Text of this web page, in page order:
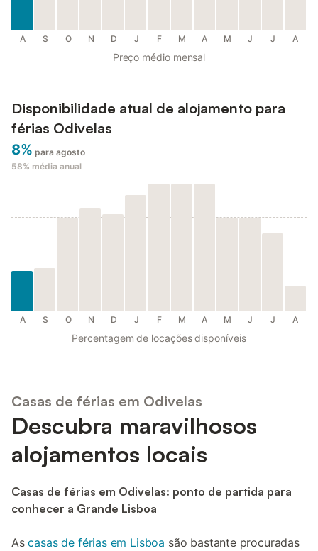
A S O N D J F M A M J J A
Preço médio mensal
Disponibilidade atual de alojamento para
férias Odivelas
8% para agosto
58% média anual
A S O N D J F M A M J J A
Percentagem de locações disponíveis
Casas de férias em Odivelas
Descubra maravilhosos
alojamentos locais
Casas de férias em Odivelas: ponto de partida para
conhecer a Grande Lisboa
Ascasas de férias em Lisboa são bastante procuradas